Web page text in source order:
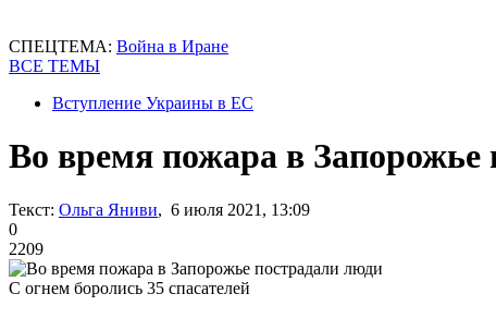
СПЕЦТЕМА: Война в Иране
ВСЕ ТЕМЫ
Вступление Украины в ЕС
Во время пожара в Запорожье
Текст: Ольга Яниви, 6 июля 2021, 13:09
0
2209
С огнем боролись 35 спасателей